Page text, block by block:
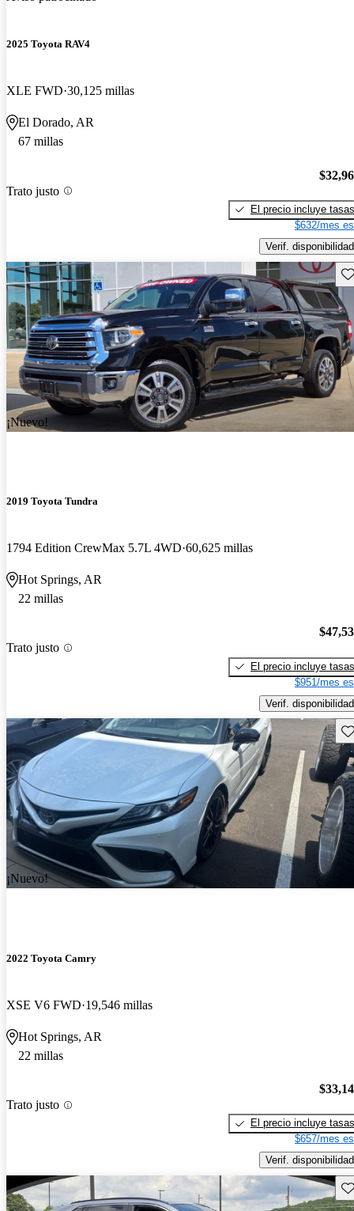
2025 Toyota RAV4
XLE FWD 30,125 millas
El Dorado, AR
67 millas
Trato justo
El precio incluye tasas
$632/mes
Verif. disponibilidad
¡Nuevo!
2019 Toyota Tundra
1794 Edition CrewMax 5.7L 4WD 60,625 millas
Hot Springs, AR
22 millas
Trato justo
El precio incluye tasas
$951/mes
Verif. disponibilidad
¡Nuevo!
2022 Toyota Camry
XSE V6 FWD 19,546 millas
Hot Springs, AR
22 millas
Trato justo
El precio incluye tasas
$657/mes
Verif. disponibilidad